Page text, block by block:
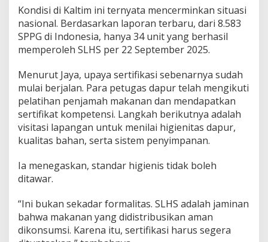
Kondisi di Kaltim ini ternyata mencerminkan situasi
nasional. Berdasarkan laporan terbaru, dari 8.583
SPPG di Indonesia, hanya 34 unit yang berhasil
memperoleh SLHS per 22 September 2025.
Menurut Jaya, upaya sertifikasi sebenarnya sudah
mulai berjalan. Para petugas dapur telah mengikuti
pelatihan penjamah makanan dan mendapatkan
sertifikat kompetensi. Langkah berikutnya adalah
visitasi lapangan untuk menilai higienitas dapur,
kualitas bahan, serta sistem penyimpanan.
Ia menegaskan, standar higienis tidak boleh
ditawar.
“Ini bukan sekadar formalitas. SLHS adalah jaminan
bahwa makanan yang didistribusikan aman
dikonsumsi. Karena itu, sertifikasi harus segera